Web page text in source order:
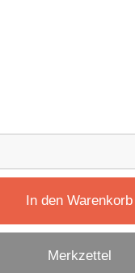
In den Warenkorb
Merkzettel